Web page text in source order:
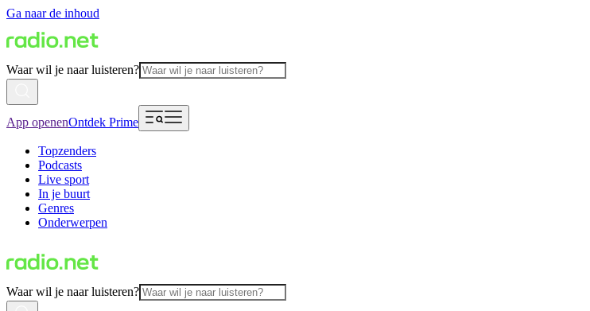
Ga naar de inhoud
Waar wil je naar luisteren?
App openenOntdek Prime
Topzenders
Podcasts
Live sport
In je buurt
Genres
Onderwerpen
Waar wil je naar luisteren?